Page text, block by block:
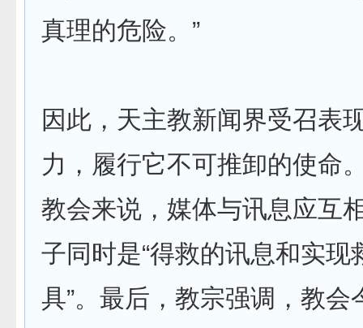
真理的危险。”
因此，天主教新闻界受召表
力，履行它不可推卸的使命
教会来说，媒体与讯息应互
子同时是“得救的讯息和实现
具”。最后，教宗强调，教会